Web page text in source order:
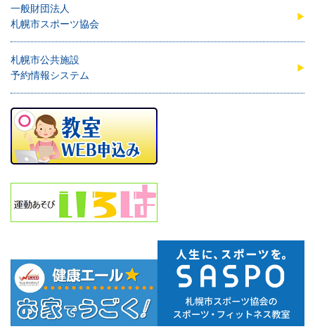
一般財団法人
札幌市スポーツ協会
札幌市公共施設
予約情報システム